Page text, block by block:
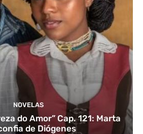
NOVELAS
do Amor” Cap. 121: Marta
de Diógenes